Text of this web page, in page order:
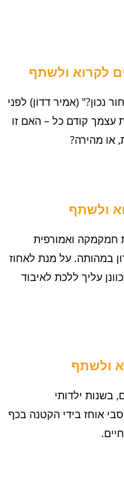
לקרוא ולשתף
(אמיר דדון) לפני
קודם כל – האם זו
או מהירה?
ולשתף
מהות חמקמקה ואמורפית
במהותה. על מנת לאחוז
עליך ללכת לאיבוד
ולשתף
אי שם, בשנות ילדותי
אוחז בידי הקטנה בכף